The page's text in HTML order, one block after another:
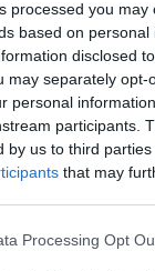
processed you may
based on
disclosed
may separately opt-
personal
participants.
by us to third
that may
Processing Opt
tėvai jau
iš senelių.
ežero kranto,
pačių
toks
diena,